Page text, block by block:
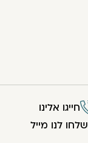
חייגו אלינו
שלחו לנו מייל